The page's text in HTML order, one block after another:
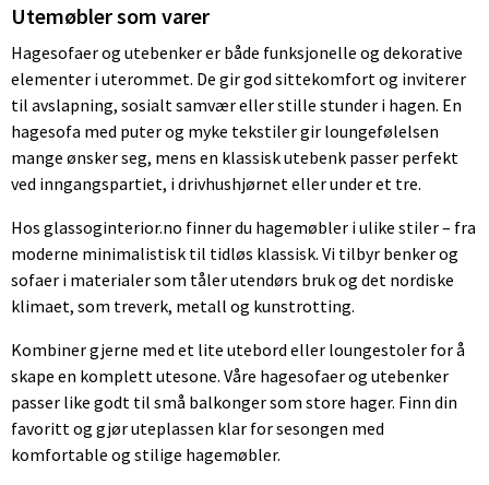
Utemøbler som varer
Hagesofaer og utebenker er både funksjonelle og dekorative
elementer i uterommet. De gir god sittekomfort og inviterer
til avslapning, sosialt samvær eller stille stunder i hagen. En
hagesofa med puter og myke tekstiler gir loungefølelsen
mange ønsker seg, mens en klassisk utebenk passer perfekt
ved inngangspartiet, i drivhushjørnet eller under et tre.
Hos glassoginterior.no finner du hagemøbler i ulike stiler – fra
moderne minimalistisk til tidløs klassisk. Vi tilbyr benker og
sofaer i materialer som tåler utendørs bruk og det nordiske
klimaet, som treverk, metall og kunstrotting.
Kombiner gjerne med et lite utebord eller loungestoler for å
skape en komplett utesone. Våre hagesofaer og utebenker
passer like godt til små balkonger som store hager. Finn din
favoritt og gjør uteplassen klar for sesongen med
komfortable og stilige hagemøbler.